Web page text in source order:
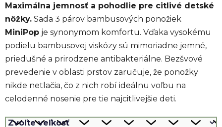
Maximálna jemnosť a pohodlie pre citlivé detské
nôžky. Sada 3 párov bambusových ponožiek
MiniPop je synonymom komfortu. Vďaka vysokému
podielu bambusovej viskózy sú mimoriadne jemné,
priedušné a prirodzene antibakteriálne. Bezšvové
prevedenie v oblasti prstov zaručuje, že ponožky
nikde netlačia, čo z nich robí ideálnu voľbu na
celodenné nosenie pre tie najcitlivejšie deti.